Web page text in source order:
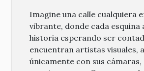
Imagine una calle cualquiera
vibrante, donde cada esquina
historia esperando ser
encuentran artistas visuales,
únicamente con sus cámaras,